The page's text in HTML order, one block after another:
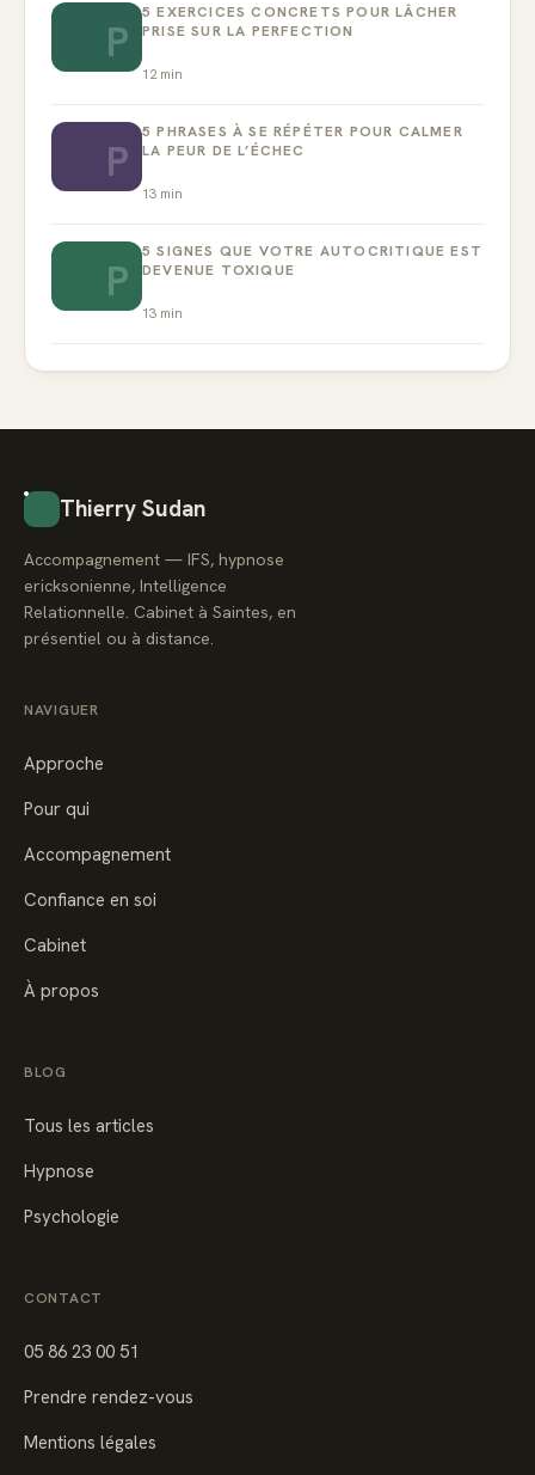
P
5 EXERCICES CONCRETS POUR LÂCHER
PRISE SUR LA PERFECTION
12 min
P
5 PHRASES À SE RÉPÉTER POUR CALMER
LA PEUR DE L’ÉCHEC
13 min
P
5 SIGNES QUE VOTRE AUTOCRITIQUE EST
DEVENUE TOXIQUE
13 min
Thierry Sudan
Accompagnement — IFS, hypnose
ericksonienne, Intelligence
Relationnelle. Cabinet à Saintes, en
présentiel ou à distance.
NAVIGUER
Approche
Pour qui
Accompagnement
Confiance en soi
Cabinet
À propos
BLOG
Tous les articles
Hypnose
Psychologie
CONTACT
05 86 23 00 51
Prendre rendez-vous
Mentions légales